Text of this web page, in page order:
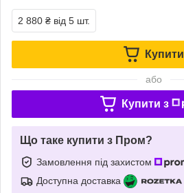
2 880 ₴ від 5 шт.
Купити
або
Купити з
Що таке купити з Пром?
Замовлення під захистом
Доступна доставка